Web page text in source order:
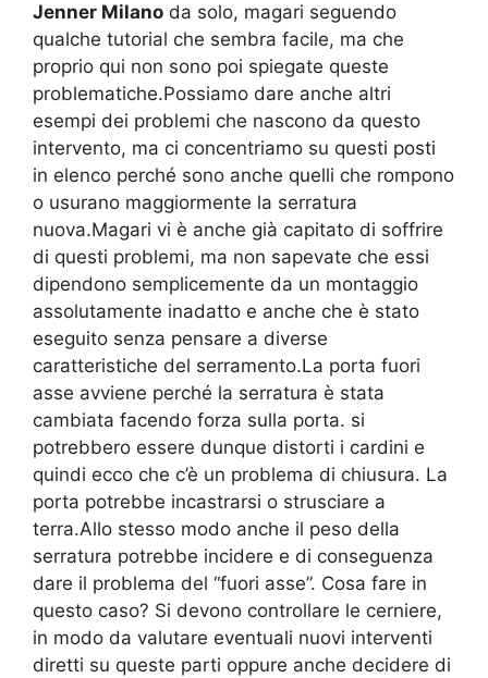
Jenner Milano da solo, magari seguendo
qualche tutorial che sembra facile, ma che
proprio qui non sono poi spiegate queste
problematiche.Possiamo dare anche altri
esempi dei problemi che nascono da questo
intervento, ma ci concentriamo su questi posti
in elenco perché sono anche quelli che rompono
o usurano maggiormente la serratura
nuova.Magari vi è anche già capitato di soffrire
di questi problemi, ma non sapevate che essi
dipendono semplicemente da un montaggio
assolutamente inadatto e anche che è stato
eseguito senza pensare a diverse
caratteristiche del serramento.La porta fuori
asse avviene perché la serratura è stata
cambiata facendo forza sulla porta. si
potrebbero essere dunque distorti i cardini e
quindi ecco che c’è un problema di chiusura. La
porta potrebbe incastrarsi o strusciare a
terra.Allo stesso modo anche il peso della
serratura potrebbe incidere e di conseguenza
dare il problema del “fuori asse”. Cosa fare in
questo caso? Si devono controllare le cerniere,
in modo da valutare eventuali nuovi interventi
diretti su queste parti oppure anche decidere di